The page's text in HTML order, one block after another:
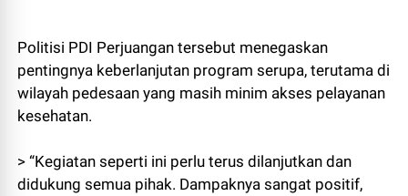
Politisi PDI Perjuangan tersebut menegaskan
pentingnya keberlanjutan program serupa, terutama di
wilayah pedesaan yang masih minim akses pelayanan
kesehatan.
> “Kegiatan seperti ini perlu terus dilanjutkan dan
didukung semua pihak. Dampaknya sangat positif,